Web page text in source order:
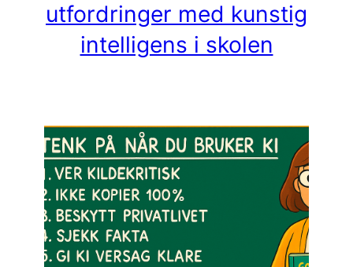
utfordringer med kunstig
intelligens i skolen